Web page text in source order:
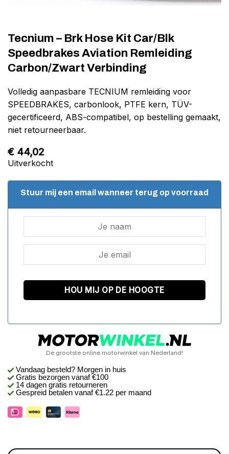
Tecnium – Brk Hose Kit Car/Blk
Speedbrakes Aviation Remleiding
Carbon/Zwart Verbinding
Volledig aanpasbare TECNIUM remleiding voor
SPEEDBRAKES, carbonlook, PTFE kern, TÜV-
gecertificeerd, ABS-compatibel, op bestelling gemaakt,
niet retourneerbaar.
€ 44,02
Uitverkocht
Stuur mij een email wanneer terug op voorraad
De grootste online motorwinkel van Nederland!
Vandaag besteld? Morgen in huis
Gratis bezorgen vanaf €100
14 dagen gratis retourneren
Gespreid betalen vanaf €1.22 per maand